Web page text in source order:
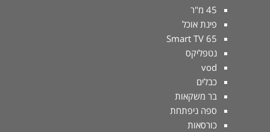
45 מ"ר
פינת אוכל
Smart TV 65
נטפליקס
vod
כבלים
בר משקאות
ספה ניפתחת
כורסאות